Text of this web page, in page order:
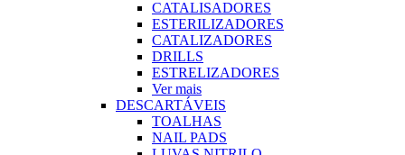
CATALISADORES
ESTERILIZADORES
CATALIZADORES
DRILLS
ESTRELIZADORES
Ver mais
DESCARTÁVEIS
TOALHAS
NAIL PADS